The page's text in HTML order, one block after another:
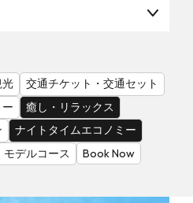
光
交通チケット・交通セット
癒し・リラックス
ナイトタイムエコノミー
モデルコース Book Now